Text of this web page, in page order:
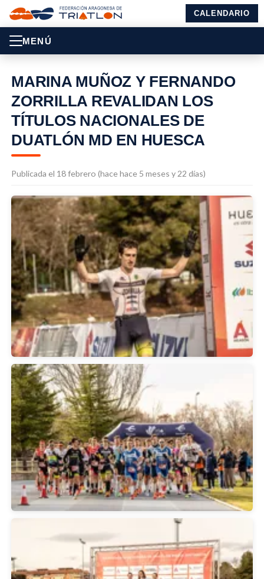
CALENDARIO
MENÚ
MARINA MUÑOZ Y FERNANDO
ZORRILLA REVALIDAN LOS
TÍTULOS NACIONALES DE
DUATLÓN MD EN HUESCA
Publicada el 18 febrero (hace hace 5 meses y 22 días)